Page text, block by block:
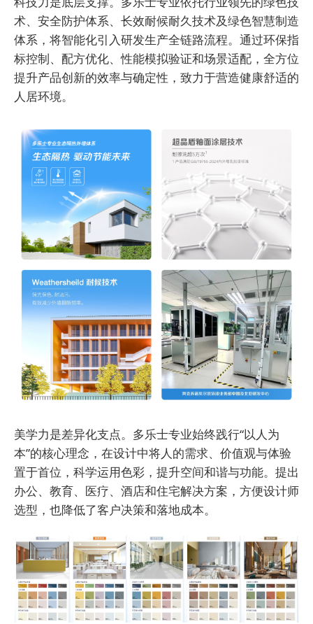
术、安全防护体系、长效耐候耐久技术及绿色智慧制造
体系，将智能化引入研发生产全链路流程。通过环保指
标控制、配方优化、性能模拟验证和场景适配，全方位
提升产品创新的效率与确定性，致力于营造健康舒适的
人居环境。
美学力是差异化支点。多乐士专业始终践行“以人为
本”的核心理念，在设计中将人的需求、价值观与体验
置于首位，科学运用色彩，提升空间和谐与功能。提出
办公、教育、医疗、酒店和住宅解决方案，方便设计师
选型，也降低了客户决策和落地成本。